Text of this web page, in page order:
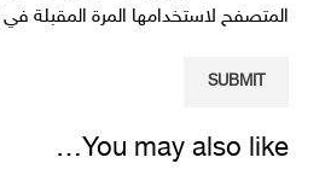
المتصفح لاستخدامها المرة المقبلة
You may also like…